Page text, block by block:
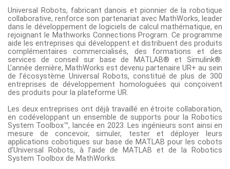
Universal Robots, fabricant danois et pionnier de la robotique
collaborative, renforce son partenariat avec MathWorks, leader
dans le développement de logiciels de calcul mathématique, en
rejoignant le Mathworks Connections Program. Ce programme
aide les entreprises qui développent et distribuent des produits
complémentaires commercialisés, des formations et des
services de conseil sur base deMATLAB® et Simulink®.
L’année dernière, MathWorks est devenu partenaire UR+ au sein
de l’écosystème Universal Robots, constitué de plus de 300
entreprises de développement homologuées qui conçoivent
des produits pour la plateforme UR.
Les deux entreprises ont déjà travaillé en étroite collaboration,
en codéveloppant un ensemble de supports pour la Robotics
System Toolbox™, lancée en 2023. Les ingénieurs sont ainsi en
mesure de concevoir, simuler, tester et déployer leurs
applications cobotiques sur base de MATLAB pour les cobots
d’Universal Robots, à l’aide de MATLAB et de la Robotics
System Toolbox de MathWorks.